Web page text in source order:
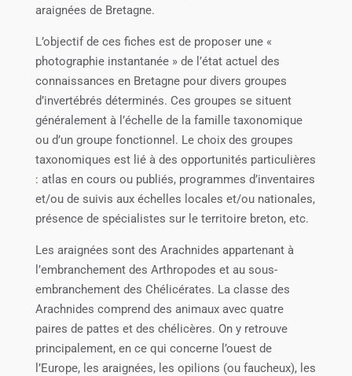
araignées de Bretagne.
L’objectif de ces fiches est de proposer une «
photographie instantanée » de l’état actuel des
connaissances en Bretagne pour divers groupes
d’invertébrés déterminés. Ces groupes se situent
généralement à l’échelle de la famille taxonomique
ou d’un groupe fonctionnel. Le choix des groupes
taxonomiques est lié à des opportunités particulières
: atlas en cours ou publiés, programmes d’inventaires
et/ou de suivis aux échelles locales et/ou nationales,
présence de spécialistes sur le territoire breton, etc.
Les araignées sont des Arachnides appartenant à
l’embranchement des Arthropodes et au sous-
embranchement des Chélicérates. La classe des
Arachnides comprend des animaux avec quatre
paires de pattes et des chélicères. On y retrouve
principalement, en ce qui concerne l’ouest de
l’Europe, les araignées, les opilions (ou faucheux), les